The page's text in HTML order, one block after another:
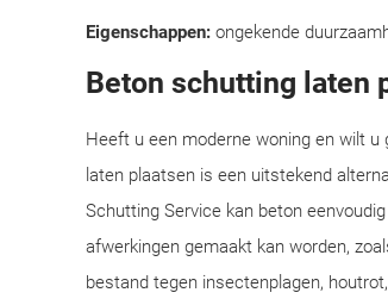
Eigenschappen: ongekende
Beton schutting laten
Heeft u een moderne woning en wilt u
laten plaatsen is een uitstekend
Schutting Service kan beton
afwerkingen gemaakt kan worden,
bestand tegen insectenplagen,